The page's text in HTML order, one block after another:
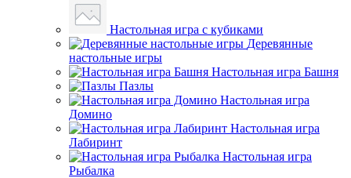
Настольная игра с кубиками
Деревянные
настольные игры
Настольная игра Башня
Пазлы
Настольная игра
Домино
Настольная игра
Лабиринт
Настольная игра
Рыбалка